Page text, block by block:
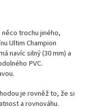
trochu jiného,
Ultim Champion
navíc silný (30 mm) a
PVC.
je rovněž to, že si
a rovnováhu.